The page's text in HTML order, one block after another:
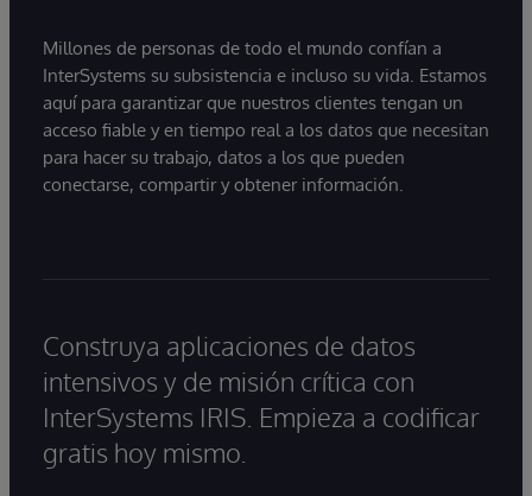
Millones de personas de todo el mundo confían a
InterSystems su subsistencia e incluso su vida. Estamos
aquí para garantizar que nuestros clientes tengan un
acceso fiable y en tiempo real a los datos que necesitan
para hacer su trabajo, datos a los que pueden
conectarse, compartir y obtener información.
Construya aplicaciones de datos
intensivos y de misión crítica con
InterSystems IRIS. Empieza a codificar
gratis hoy mismo.